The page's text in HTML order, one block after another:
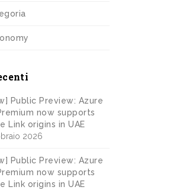
Public Preview: Azure
now supports
Link origins in UAE
2026
Public Preview: Azure
now supports
Link origins in UAE